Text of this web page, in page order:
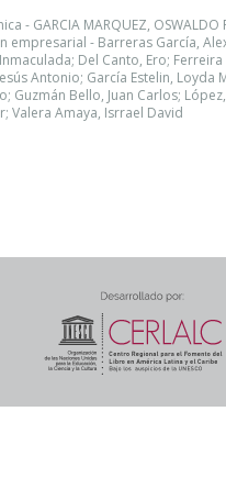
GARCIA MARQUEZ, OSWALDO
- Barreras García,
Del Canto, Ero; Ferreira
Antonio; García Estelin, Loyda
Guzmán Bello, Juan Carlos;
Valera Amaya, Isrrael David